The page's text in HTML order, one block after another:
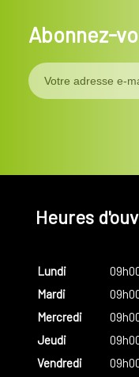
Abonnez-
Heures
Lundi
Mardi
Mercredi
Jeudi
Vendredi